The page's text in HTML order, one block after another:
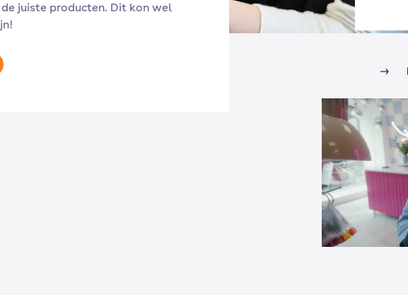
de juiste producten. Dit kon wel